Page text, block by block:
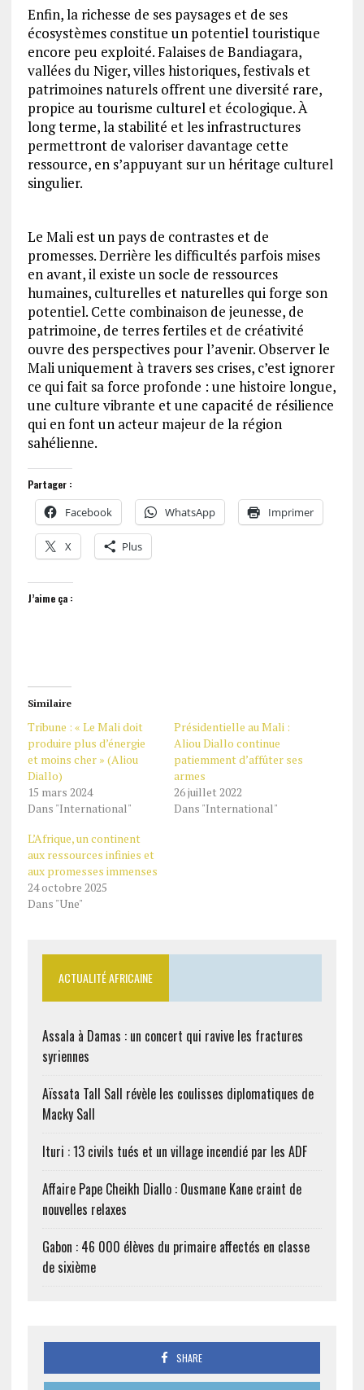
Enfin, la richesse de ses paysages et de ses
écosystèmes constitue un potentiel touristique
encore peu exploité. Falaises de Bandiagara,
vallées du Niger, villes historiques, festivals et
patrimoines naturels offrent une diversité rare,
propice au tourisme culturel et écologique. À
long terme, la stabilité et les infrastructures
permettront de valoriser davantage cette
ressource, en s’appuyant sur un héritage culturel
singulier.
Le Mali est un pays de contrastes et de
promesses. Derrière les difficultés parfois mises
en avant, il existe un socle de ressources
humaines, culturelles et naturelles qui forge son
potentiel. Cette combinaison de jeunesse, de
patrimoine, de terres fertiles et de créativité
ouvre des perspectives pour l’avenir. Observer le
Mali uniquement à travers ses crises, c’est ignorer
ce qui fait sa force profonde : une histoire longue,
une culture vibrante et une capacité de résilience
qui en font un acteur majeur de la région
sahélienne.
Partager :
Facebook WhatsApp Imprimer
X Plus
J’aime ça :
Similaire
Tribune : « Le Mali doit
produire plus d’énergie
et moins cher » (Aliou
Diallo)
15 mars 2024
Dans "International"
Présidentielle au Mali :
Aliou Diallo continue
patiemment d’affûter ses
armes
26 juillet 2022
Dans "International"
L’Afrique, un continent
aux ressources infinies et
aux promesses immenses
24 octobre 2025
Dans "Une"
ACTUALITÉ AFRICAINE
Assala à Damas : un concert qui ravive les fractures
syriennes
Aïssata Tall Sall révèle les coulisses diplomatiques de
Macky Sall
Ituri : 13 civils tués et un village incendié par les ADF
Affaire Pape Cheikh Diallo : Ousmane Kane craint de
nouvelles relaxes
Gabon : 46 000 élèves du primaire affectés en classe
de sixième
SHARE